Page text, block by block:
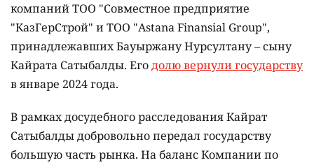
компаний ТОО "Совместное предприятие
"КазГерСтрой" и ТОО "Astana Finansial Group",
принадлежавших Бауыржану Нурсултану – сыну
Кайрата Сатыбалды. Егодолю вернули государству
в январе 2024 года.
В рамках досудебного расследования Кайрат
Сатыбалды добровольно передал государству
большую часть рынка. На баланс Компании по